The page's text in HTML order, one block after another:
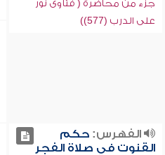
جزء من محاضرة ( فتاوى نور
على الدرب (577))
الفهرس:حكم
القنوت في صلاة الفجر